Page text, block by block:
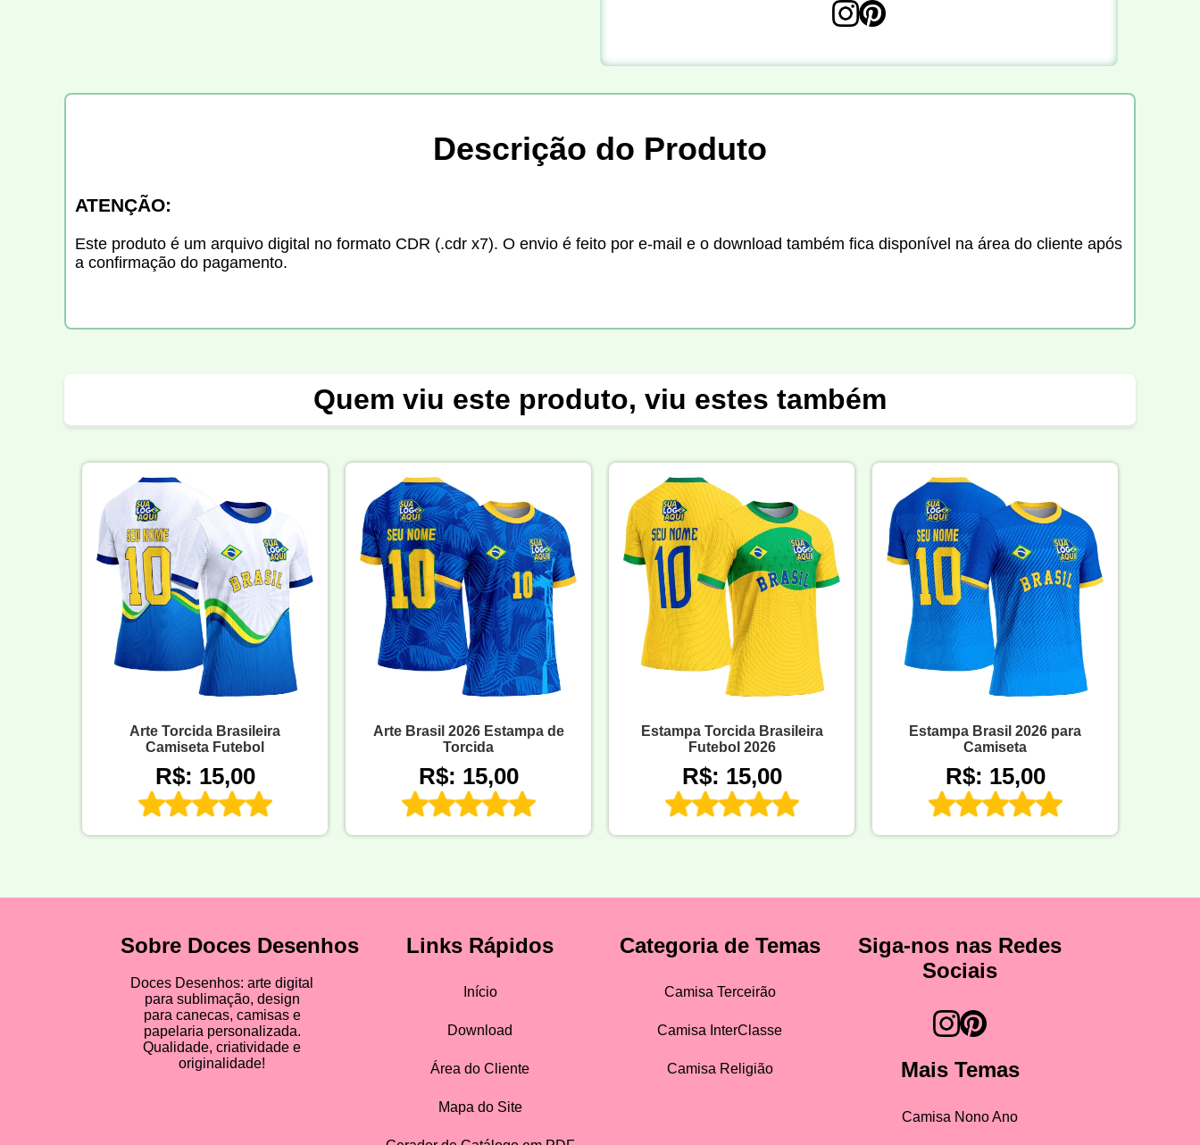
Descrição do Produto
ATENÇÃO:
Este produto é um arquivo digital no formato CDR (.cdr x7). O envio é feito por e-mail e o download também fica disponível na área do cliente após
a confirmação do pagamento.
Quem viu este produto, viu estes também
Arte Torcida Brasileira
Camiseta Futebol
R$: 15,00
Arte Brasil 2026 Estampa de
Torcida
R$: 15,00
Estampa Torcida Brasileira
Futebol 2026
R$: 15,00
Estampa Brasil 2026 para
Camiseta
R$: 15,00
Sobre Doces Desenhos
Doces Desenhos: arte digital
para sublimação, design
para canecas, camisas e
papelaria personalizada.
Qualidade, criatividade e
originalidade!
Links Rápidos
Início
Download
Área do Cliente
Mapa do Site
Categoria de Temas
Camisa Terceirão
Camisa InterClasse
Camisa Religião
Siga-nos nas Redes
Sociais
Mais Temas
Camisa Nono Ano